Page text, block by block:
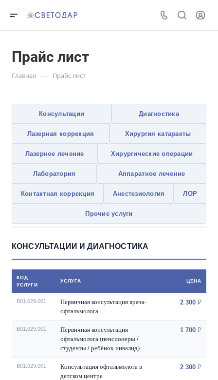
Прайс лист
Главная — Прайс лист
Консультации Диагностика
Лазерная коррекция Хирургия катаракты
Лазерное лечение Хирургические операции
Лаборатория Аппаратное лечение
Контактная коррекция Анестезиология ЛОР
Прочие услуги
КОНСУЛЬТАЦИИ И ДИАГНОСТИКА
КОД
УСЛУГИ
УСЛУГА ЦЕНА
B01.029.001
Первичная консультация врача-
офтальмолога
2 300
B01.029.001
Первичная консультация
офтальмолога (пенсионеры /
студенты / ребёнок-инвалид)
1 700
B01.029.001
Консультация офтальмолога в
детском центре
2 300